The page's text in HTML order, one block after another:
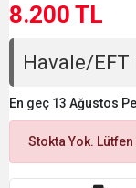
8.200 TL
Havale/EFT
En geç 13 Ağustos
Stokta Yok. Lütfen